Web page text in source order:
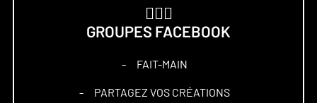
🏋🏻‍♀️
GROUPES FACEBOOK
– FAIT-MAIN
– PARTAGEZ VOS CRÉATIONS